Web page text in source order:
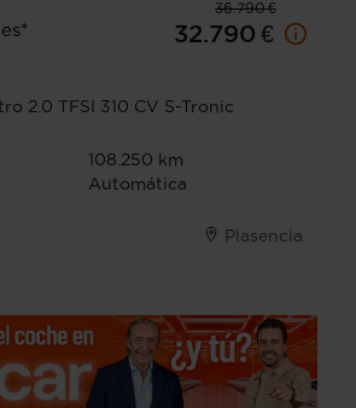
36.790 €
32.790 €
2.0 TFSI 310 CV S-Tronic
108.250 km
Automática
Plasencia